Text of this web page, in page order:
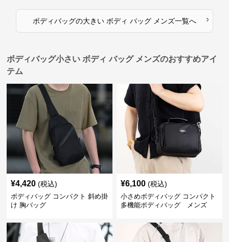
ボディバッグの大きい ボディ バッグ メンズ一覧へ ›
ボディバッグ小さい ボディ バッグ メンズのおすすめアイ
テム
¥4,420 (税込)
ボディバッグ コンパクト 斜め掛
け 胸バッグ
¥6,100 (税込)
小さめボディバッグ コンパクト
多機能ボディバッグ メンズ